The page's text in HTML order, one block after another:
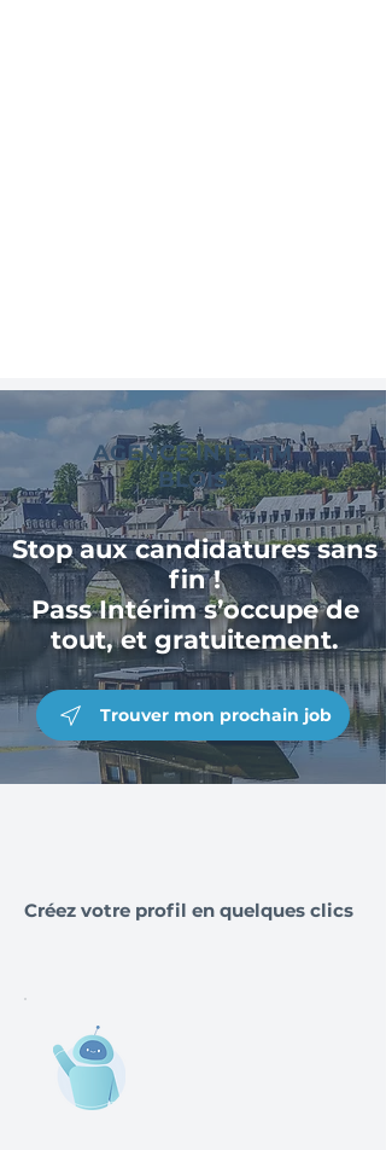
AGENCE INTÉRIM
BLOIS
Stop aux candidatures sans
fin !
Pass Intérim s’occupe de
tout, et gratuitement.
Trouver mon prochain job
Créez votre profil en quelques clics